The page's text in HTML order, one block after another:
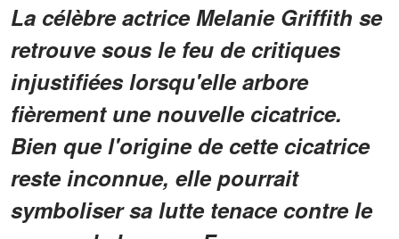
La célèbre actrice Melanie Griffith se
retrouve sous le feu de critiques
injustifiées lorsqu'elle arbore
fièrement une nouvelle cicatrice.
Bien que l'origine de cette cicatrice
reste inconnue, elle pourrait
symboliser sa lutte tenace contre le